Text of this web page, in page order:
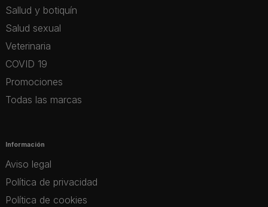
Sallud y botiquín
Salud sexual
Veterinaria
COVID 19
Promociones
Todas las marcas
Información
Aviso legal
Política de privacidad
Política de cookies